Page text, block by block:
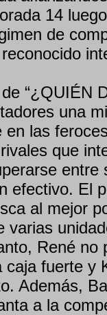
14
de
“¿QUIÉN
una
en las
que
efectivo. El
al mejor
varias
René no
caja fuerte y
Además,
a la